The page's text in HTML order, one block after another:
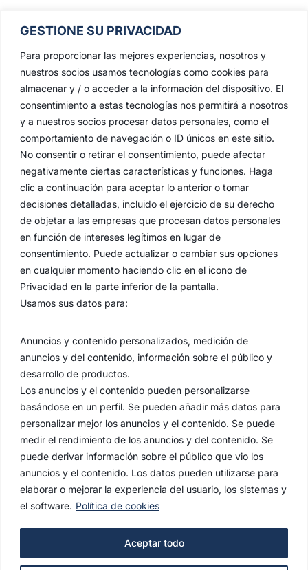
GESTIONE SU PRIVACIDAD
Para proporcionar las mejores experiencias, nosotros y
nuestros socios usamos tecnologías como cookies para
almacenar y / o acceder a la información del dispositivo. El
consentimiento a estas tecnologías nos permitirá a nosotros
y a nuestros socios procesar datos personales, como el
comportamiento de navegación o ID únicos en este sitio.
No consentir o retirar el consentimiento, puede afectar
negativamente ciertas características y funciones. Haga
clic a continuación para aceptar lo anterior o tomar
decisiones detalladas, incluido el ejercicio de su derecho
de objetar a las empresas que procesan datos personales
en función de intereses legítimos en lugar de
consentimiento. Puede actualizar o cambiar sus opciones
en cualquier momento haciendo clic en el icono de
Privacidad en la parte inferior de la pantalla.
Usamos sus datos para:
Anuncios y contenido personalizados, medición de
anuncios y del contenido, información sobre el público y
desarrollo de productos.
Los anuncios y el contenido pueden personalizarse
basándose en un perfil. Se pueden añadir más datos para
personalizar mejor los anuncios y el contenido. Se puede
medir el rendimiento de los anuncios y del contenido. Se
puede derivar información sobre el público que vio los
anuncios y el contenido. Los datos pueden utilizarse para
elaborar o mejorar la experiencia del usuario, los sistemas y
el software. Política de cookies
Aceptar todo
AVISO LEGAL
POLÍTICA DE PRIVACIDAD